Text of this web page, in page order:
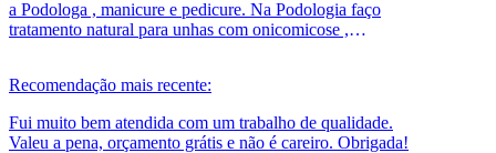
a Podologa , manicure e pedicure. Na Podologia faço
tratamento natural para unhas com onicomicose ,
Recomendação mais recente:
Fui muito bem atendida com um trabalho de qualidade.
Valeu a pena, orçamento grátis e não é careiro. Obrigada!